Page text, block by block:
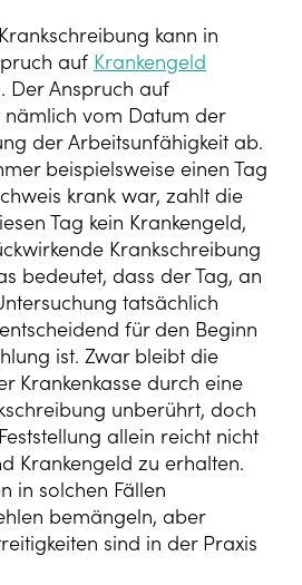
kann in
auf Krankengeld
Der Anspruch auf
nämlich vom Datum der
der Arbeitsunfähigkeit ab.
beispielsweise einen Tag
krank war, zahlt die
Tag kein Krankengeld,
Krankschreibung
bedeutet, dass der Tag, an
tatsächlich
für den Beginn
ist. Zwar bleibt die
Krankenkasse durch eine
unberührt, doch
allein reicht nicht
Krankengeld zu erhalten.
in solchen Fällen
bemängeln, aber
sind in der Praxis